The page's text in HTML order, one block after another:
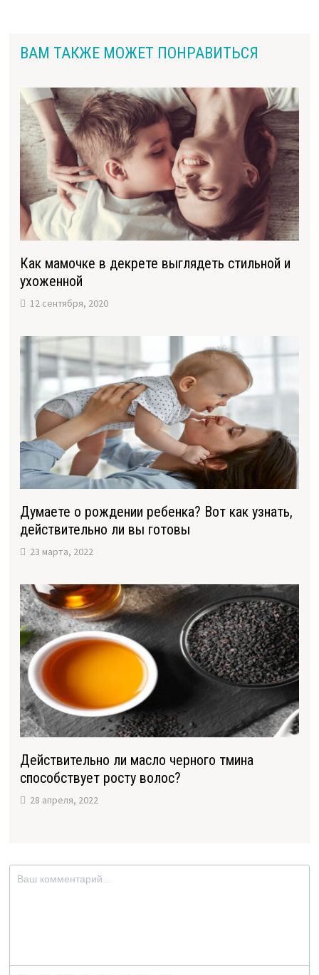
ВАМ ТАКЖЕ МОЖЕТ ПОНРАВИТЬСЯ
Как мамочке в декрете выглядеть стильной и
ухоженной
12 сентября, 2020
Думаете о рождении ребенка? Вот как узнать,
действительно ли вы готовы
23 марта, 2022
Действительно ли масло черного тмина
способствует росту волос?
28 апреля, 2022